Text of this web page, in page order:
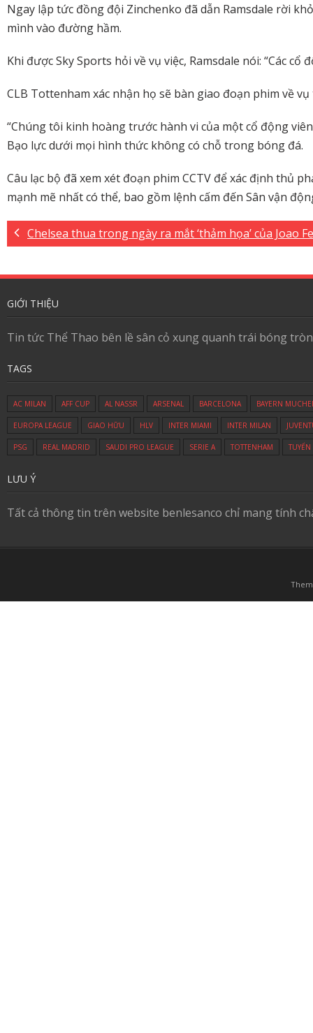
Ngay lập tức đồng đội Zinchenko đã dẫn Ramsdale rời
mình vào đường hầm.
Khi được Sky Sports hỏi về vụ việc, Ramsdale nói: “Các
CLB Tottenham xác nhận họ sẽ bàn giao đoạn phim về
“Chúng tôi kinh hoàng trước hành vi của một cổ động
Bạo lực dưới mọi hình thức không có chỗ trong bóng đá.
Câu lạc bộ đã xem xét đoạn phim CCTV để xác định thủ
mạnh mẽ nhất có thể, bao gồm lệnh cấm đến Sân vận
Chelsea thua trong ngày ra mắt ‘thảm họa’ của Joao
GIỚI THIỆU
Tin tức Thể Thao bên lề sân cỏ xung quanh trái bóng
TAGS
AC MILAN AFF CUP AL NASSR ARSENAL BARCELONA BAYERN
EUROPA LEAGUE GIAO HỮU HLV INTER MIAMI INTER MILAN
PSG REAL MADRID SAUDI PRO LEAGUE SERIE A TOTTENHAM
LƯU Ý
Tất cả thông tin trên website benlesanco chỉ mang tính